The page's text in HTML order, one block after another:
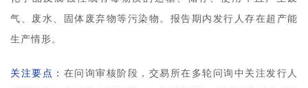
气、废水、固体废弃物等污染物。报告期内发行人存在超产能
生产情形。
关注要点： 在问询审核阶段，交易所在多轮问询中关注发行人